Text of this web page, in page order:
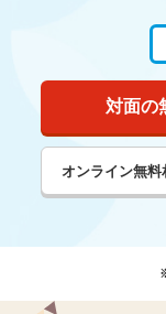
対面の
オンライン無料